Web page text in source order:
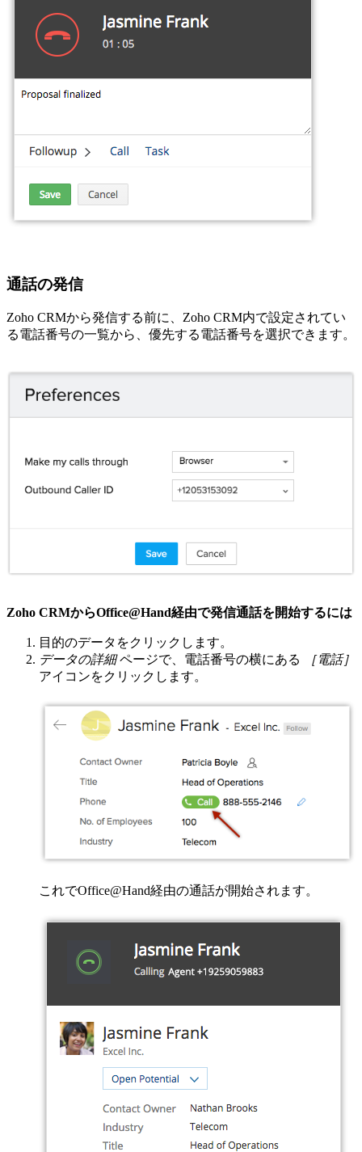
通話の発信
Zoho CRMから発信する前に、Zoho CRM内で設定されてい
る電話番号の一覧から、優先する電話番号を選択できます。
Zoho CRMからOffice@Hand経由で発信通話を開始するには
目的のデータをクリックします。
データの詳細ページで、電話番号の横にある
［電話］
アイコンをクリックします。
これでOffice@Hand経由の通話が開始されます。